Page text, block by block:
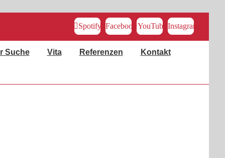
Spotify Facebook YouTube Instagram
Suche Vita Referenzen Kontakt